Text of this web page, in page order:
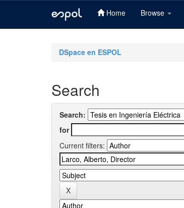
Home Browse
DSpace en ESPOL
Search
Search:
for
Current filters: